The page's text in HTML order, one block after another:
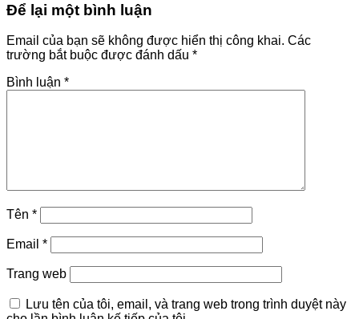
Để lại một bình luận
Email của bạn sẽ không được hiển thị công khai. Các
trường bắt buộc được đánh dấu *
Bình luận *
Tên *
Email *
Trang web
Lưu tên của tôi, email, và trang web trong trình duyệt này